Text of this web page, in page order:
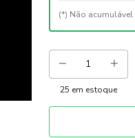
(*) Não
25 em estoque